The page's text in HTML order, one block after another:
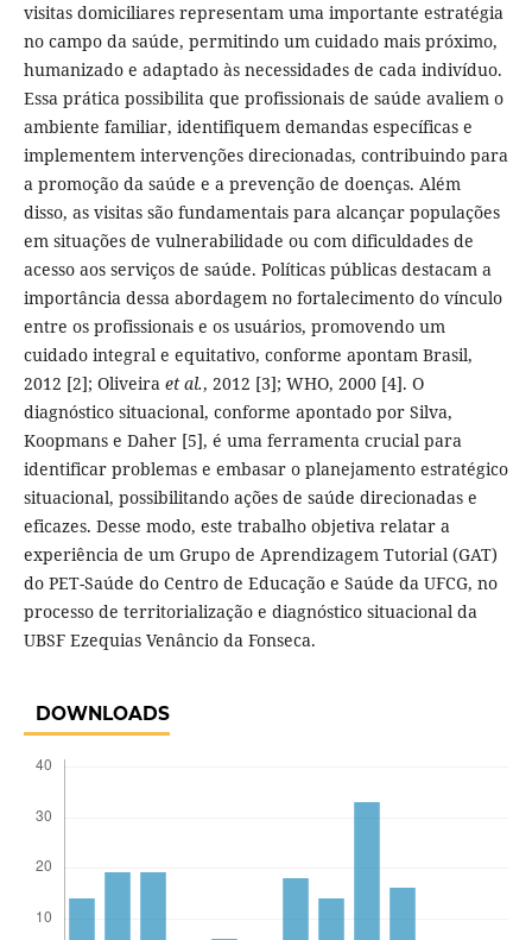
visitas domiciliares representam uma importante estratégia
no campo da saúde, permitindo um cuidado mais próximo,
humanizado e adaptado às necessidades de cada indivíduo.
Essa prática possibilita que profissionais de saúde avaliem o
ambiente familiar, identifiquem demandas específicas e
implementem intervenções direcionadas, contribuindo para
a promoção da saúde e a prevenção de doenças. Além
disso, as visitas são fundamentais para alcançar populações
em situações de vulnerabilidade ou com dificuldades de
acesso aos serviços de saúde. Políticas públicas destacam a
importância dessa abordagem no fortalecimento do vínculo
entre os profissionais e os usuários, promovendo um
cuidado integral e equitativo, conforme apontam Brasil,
2012 [2]; Oliveira et al., 2012 [3]; WHO, 2000 [4]. O
diagnóstico situacional, conforme apontado por Silva,
Koopmans e Daher [5], é uma ferramenta crucial para
identificar problemas e embasar o planejamento estratégico
situacional, possibilitando ações de saúde direcionadas e
eficazes. Desse modo, este trabalho objetiva relatar a
experiência de um Grupo de Aprendizagem Tutorial (GAT)
do PET-Saúde do Centro de Educação e Saúde da UFCG, no
processo de territorialização e diagnóstico situacional da
UBSF Ezequias Venâncio da Fonseca.
DOWNLOADS